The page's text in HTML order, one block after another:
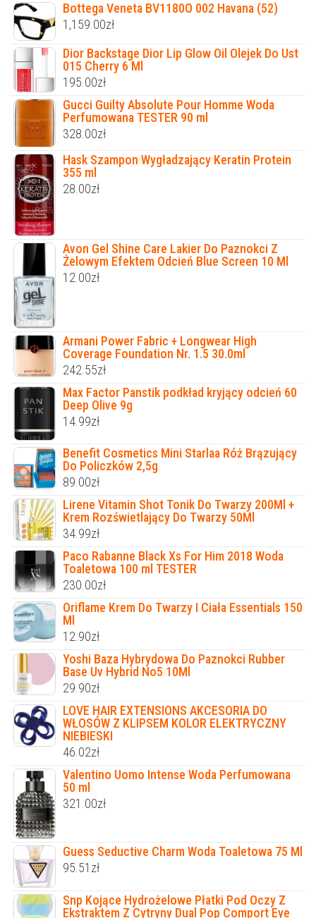
Bottega Veneta BV1180O 002 Havana (52)
1,159.00zł
Dior Backstage Dior Lip Glow Oil Olejek Do Ust
015 Cherry 6 Ml
195.00zł
Gucci Guilty Absolute Pour Homme Woda
Perfumowana TESTER 90 ml
328.00zł
Hask Szampon Wygładzający Keratin Protein
355 ml
28.00zł
Avon Gel Shine Care Lakier Do Paznokci Z
Żelowym Efektem Odcień Blue Screen 10 Ml
12.00zł
Armani Power Fabric + Longwear High
Coverage Foundation Nr. 1.5 30.0ml
242.55zł
Max Factor Panstik podkład kryjący odcień 60
Deep Olive 9g
14.99zł
Benefit Cosmetics Mini Starlaa Róż Brązujący
Do Policzków 2,5g
89.00zł
Lirene Vitamin Shot Tonik Do Twarzy 200Ml +
Krem Rozświetlający Do Twarzy 50Ml
34.99zł
Paco Rabanne Black Xs For Him 2018 Woda
Toaletowa 100 ml TESTER
230.00zł
Oriflame Krem Do Twarzy I Ciała Essentials 150
Ml
12.90zł
Yoshi Baza Hybrydowa Do Paznokci Rubber
Base Uv Hybrid No5 10Ml
29.90zł
LOVE HAIR EXTENSIONS AKCESORIA DO
WŁOSÓW Z KLIPSEM KOLOR ELEKTRYCZNY
NIEBIESKI
46.02zł
Valentino Uomo Intense Woda Perfumowana
50 ml
321.00zł
Guess Seductive Charm Woda Toaletowa 75 Ml
95.51 zł
Snp Kojące Hydrożelowe Płatki Pod Oczy Z
Ekstraktem Z Cytryny Dual Pop Comport Eye